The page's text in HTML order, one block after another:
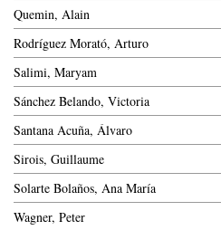
Quemin, Alain
Rodríguez Morató, Arturo
Salimi, Maryam
Sánchez Belando, Victoria
Santana Acuña, Álvaro
Sirois, Guillaume
Solarte Bolaños, Ana María
Wagner, Peter